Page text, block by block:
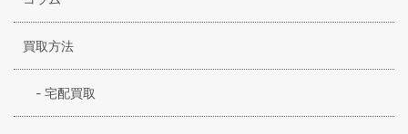
買取方法
- 宅配買取